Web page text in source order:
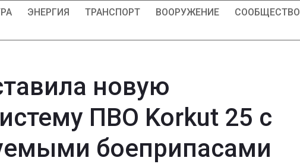
ЭНЕРГИЯ ТРАНСПОРТ ВООРУЖЕНИЕ
СООБЩЕСТВО
новую
ПВО Korkut 25 с
боеприпасами